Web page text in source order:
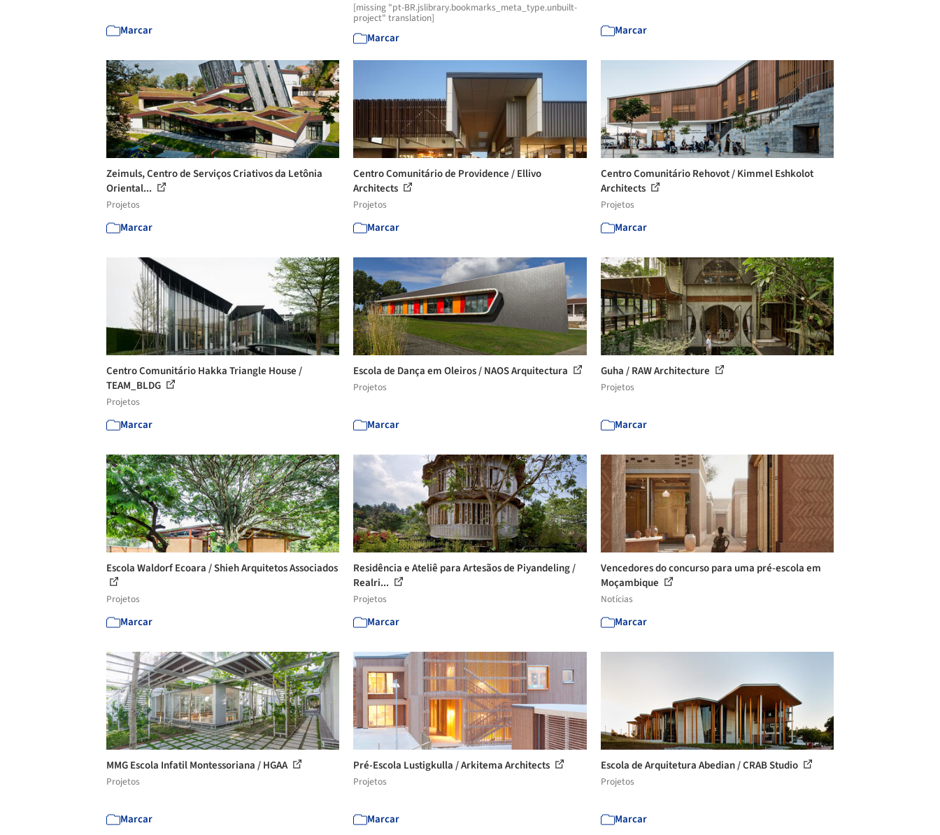
Marcar
[missing "pt-BR.jslibrary.bookmarks_meta_type.unbuilt-
project" translation]
Marcar
Marcar
Zeimuls, Centro de Serviços Criativos da Letônia
Oriental...
Projetos
Marcar
Centro Comunitário de Providence / Ellivo
Architects
Projetos
Marcar
Centro Comunitário Rehovot / Kimmel Eshkolot
Architects
Projetos
Marcar
Centro Comunitário Hakka Triangle House /
TEAM_BLDG
Projetos
Marcar
Escola de Dança em Oleiros / NAOS Arquitectura
Projetos
Marcar
Guha / RAW Architecture
Projetos
Marcar
Escola Waldorf Ecoara / Shieh Arquitetos Associados
Projetos
Marcar
Residência e Ateliê para Artesãos de Piyandeling /
Realri...
Projetos
Marcar
Vencedores do concurso para uma pré-escola em
Moçambique
Notícias
Marcar
MMG Escola Infatil Montessoriana / HGAA
Projetos
Marcar
Pré-Escola Lustigkulla / Arkitema Architects
Projetos
Marcar
Escola de Arquitetura Abedian / CRAB Studio
Projetos
Marcar